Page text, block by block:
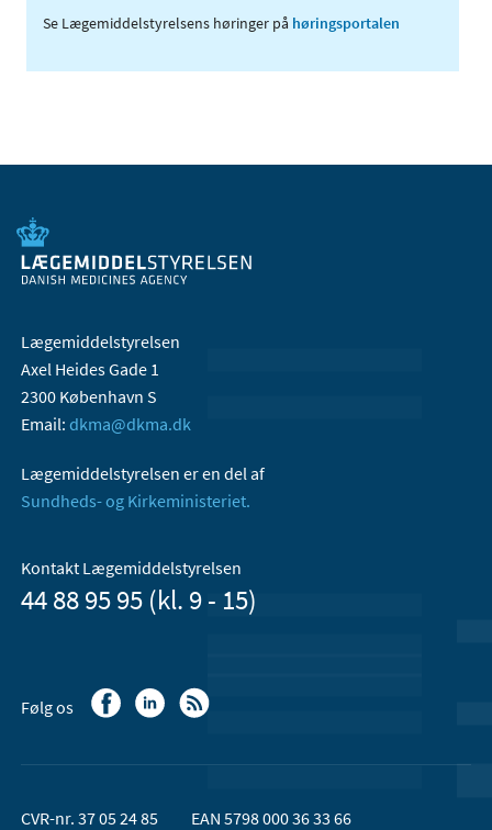
Se Lægemiddelstyrelsens høringer på høringsportalen
Lægemiddelstyrelsen
Axel Heides Gade 1
2300 København S
Email: dkma@dkma.dk
Lægemiddelstyrelsen er en del af
Sundheds- og Kirkeministeriet.
Kontakt Lægemiddelstyrelsen
44 88 95 95 (kl. 9 - 15)
Følg os
CVR-nr. 37 05 24 85 EAN 5798 000 36 33 66